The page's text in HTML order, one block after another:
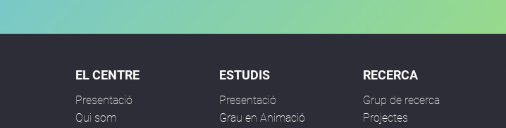
EL CENTRE
Presentació
Qui som
ESTUDIS
Presentació
Grau en Animació
RECERCA
Grup de recerca
Projectes